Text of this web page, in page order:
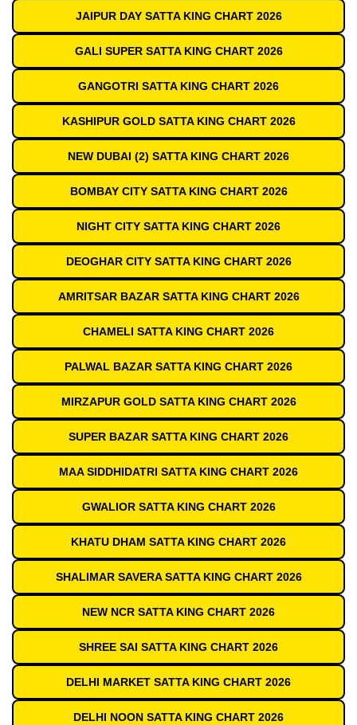
JAIPUR DAY SATTA KING CHART 2026
GALI SUPER SATTA KING CHART 2026
GANGOTRI SATTA KING CHART 2026
KASHIPUR GOLD SATTA KING CHART 2026
NEW DUBAI (2) SATTA KING CHART 2026
BOMBAY CITY SATTA KING CHART 2026
NIGHT CITY SATTA KING CHART 2026
DEOGHAR CITY SATTA KING CHART 2026
AMRITSAR BAZAR SATTA KING CHART 2026
CHAMELI SATTA KING CHART 2026
PALWAL BAZAR SATTA KING CHART 2026
MIRZAPUR GOLD SATTA KING CHART 2026
SUPER BAZAR SATTA KING CHART 2026
MAA SIDDHIDATRI SATTA KING CHART 2026
GWALIOR SATTA KING CHART 2026
KHATU DHAM SATTA KING CHART 2026
SHALIMAR SAVERA SATTA KING CHART 2026
NEW NCR SATTA KING CHART 2026
SHREE SAI SATTA KING CHART 2026
DELHI MARKET SATTA KING CHART 2026
DELHI NOON SATTA KING CHART 2026